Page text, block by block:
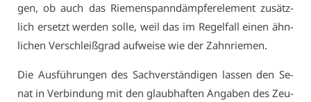
gen, ob auch das Rie­men­spann­dämp­fe­r­ele­ment zu­sätz­
lich er­setzt wer­den sol­le, weil das im Re­gel­fall ei­nen ähn­
li­chen Ver­schleiß­grad auf­wei­se wie der Zahn­rie­men.
Die Aus­füh­run­gen des Sach­ver­stän­di­gen las­sen den Se­
nat in Ver­bin­dung mit den glaub­haf­ten An­ga­ben des Zeu­